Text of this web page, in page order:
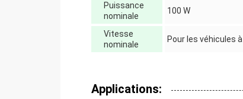
Puissance
nominale
100 W
Vitesse
nominale
Pour les véhicules
Applications: